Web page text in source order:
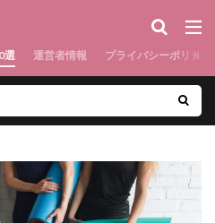
選 運営者情報 プライバシーポリシー